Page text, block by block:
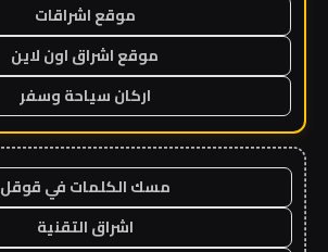
موقع اشراقات
موقع اشراق اون لاين
اركان سياحة وسفر
مسك الكلمات في قوقل
اشراق التقنية